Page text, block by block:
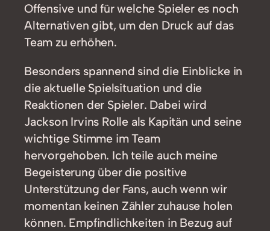
Offensive und für welche Spieler es noch
Alternativen gibt, um den Druck auf das
Team zu erhöhen.
Besonders spannend sind die Einblicke in
die aktuelle Spielsituation und die
Reaktionen der Spieler. Dabei wird
Jackson Irvins Rolle als Kapitän und seine
wichtige Stimme im Team
hervorgehoben. Ich teile auch meine
Begeisterung über die positive
Unterstützung der Fans, auch wenn wir
momentan keinen Zähler zuhause holen
können. Empfindlichkeiten in Bezug auf